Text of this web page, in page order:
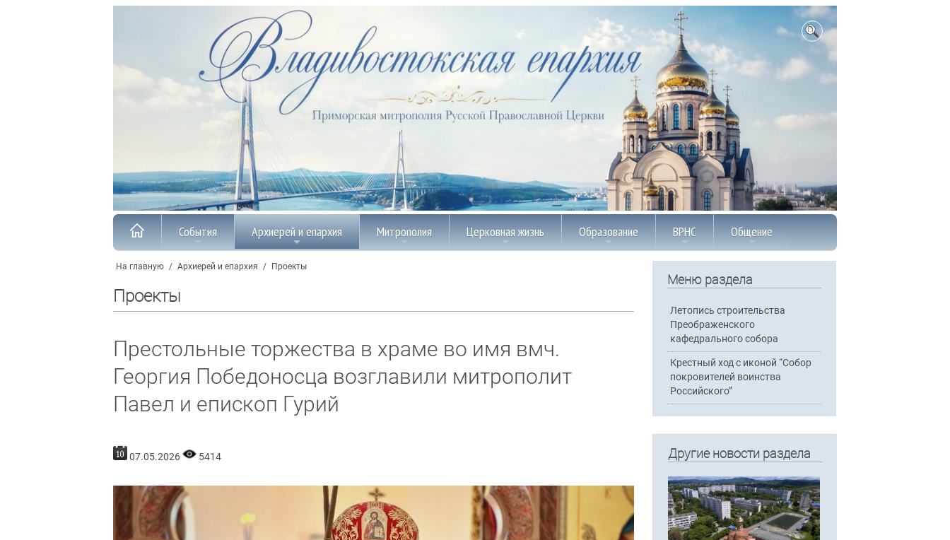
События Архиерей и епархия Митрополия Церковная жизнь Образование ВРНС Общение
На главную / Архиерей и епархия / Проекты
Проекты
Престольные торжества в храме во имя вмч.
Георгия Победоносца возглавили митрополит
Павел и епископ Гурий
07.05.2026 5414
Меню раздела
Летопись строительства
Преображенского
кафедрального собора
Крестный ход с иконой “Собор
покровителей воинства
Российского”
Другие новости раздела